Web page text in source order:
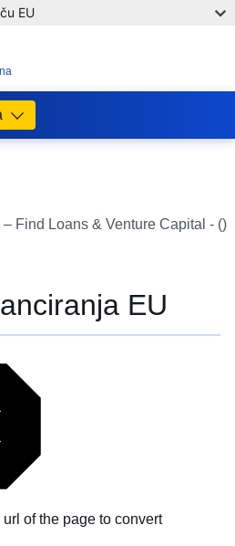
EU
Find Loans & Venture Capital - ()
EU
of the page to convert